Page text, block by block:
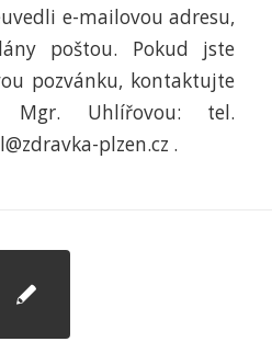
e-mailovou adresu,
poštou. Pokud jste
pozvánku, kontaktujte
Mgr. Uhlířovou: tel.
plzen.cz .